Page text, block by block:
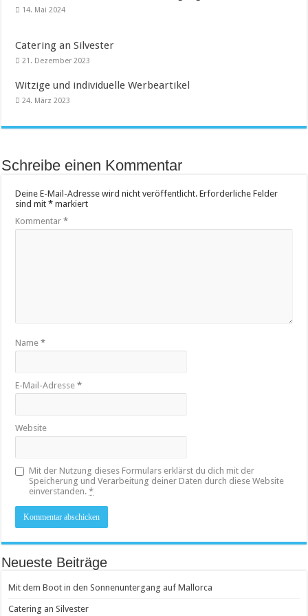
14. Mai 2024
Catering an Silvester
21. Dezember 2023
Witzige und individuelle Werbeartikel
24. März 2023
Schreibe einen Kommentar
Deine E-Mail-Adresse wird nicht veröffentlicht. Erforderliche Felder
sind mit* markiert
Kommentar*
Name*
E-Mail-Adresse*
Website
Mit der Nutzung dieses Formulars erklärst du dich mit der
Speicherung und Verarbeitung deiner Daten durch diese Website
einverstanden.*
Neueste Beiträge
Mit dem Boot in den Sonnenuntergang auf Mallorca
Catering an Silvester